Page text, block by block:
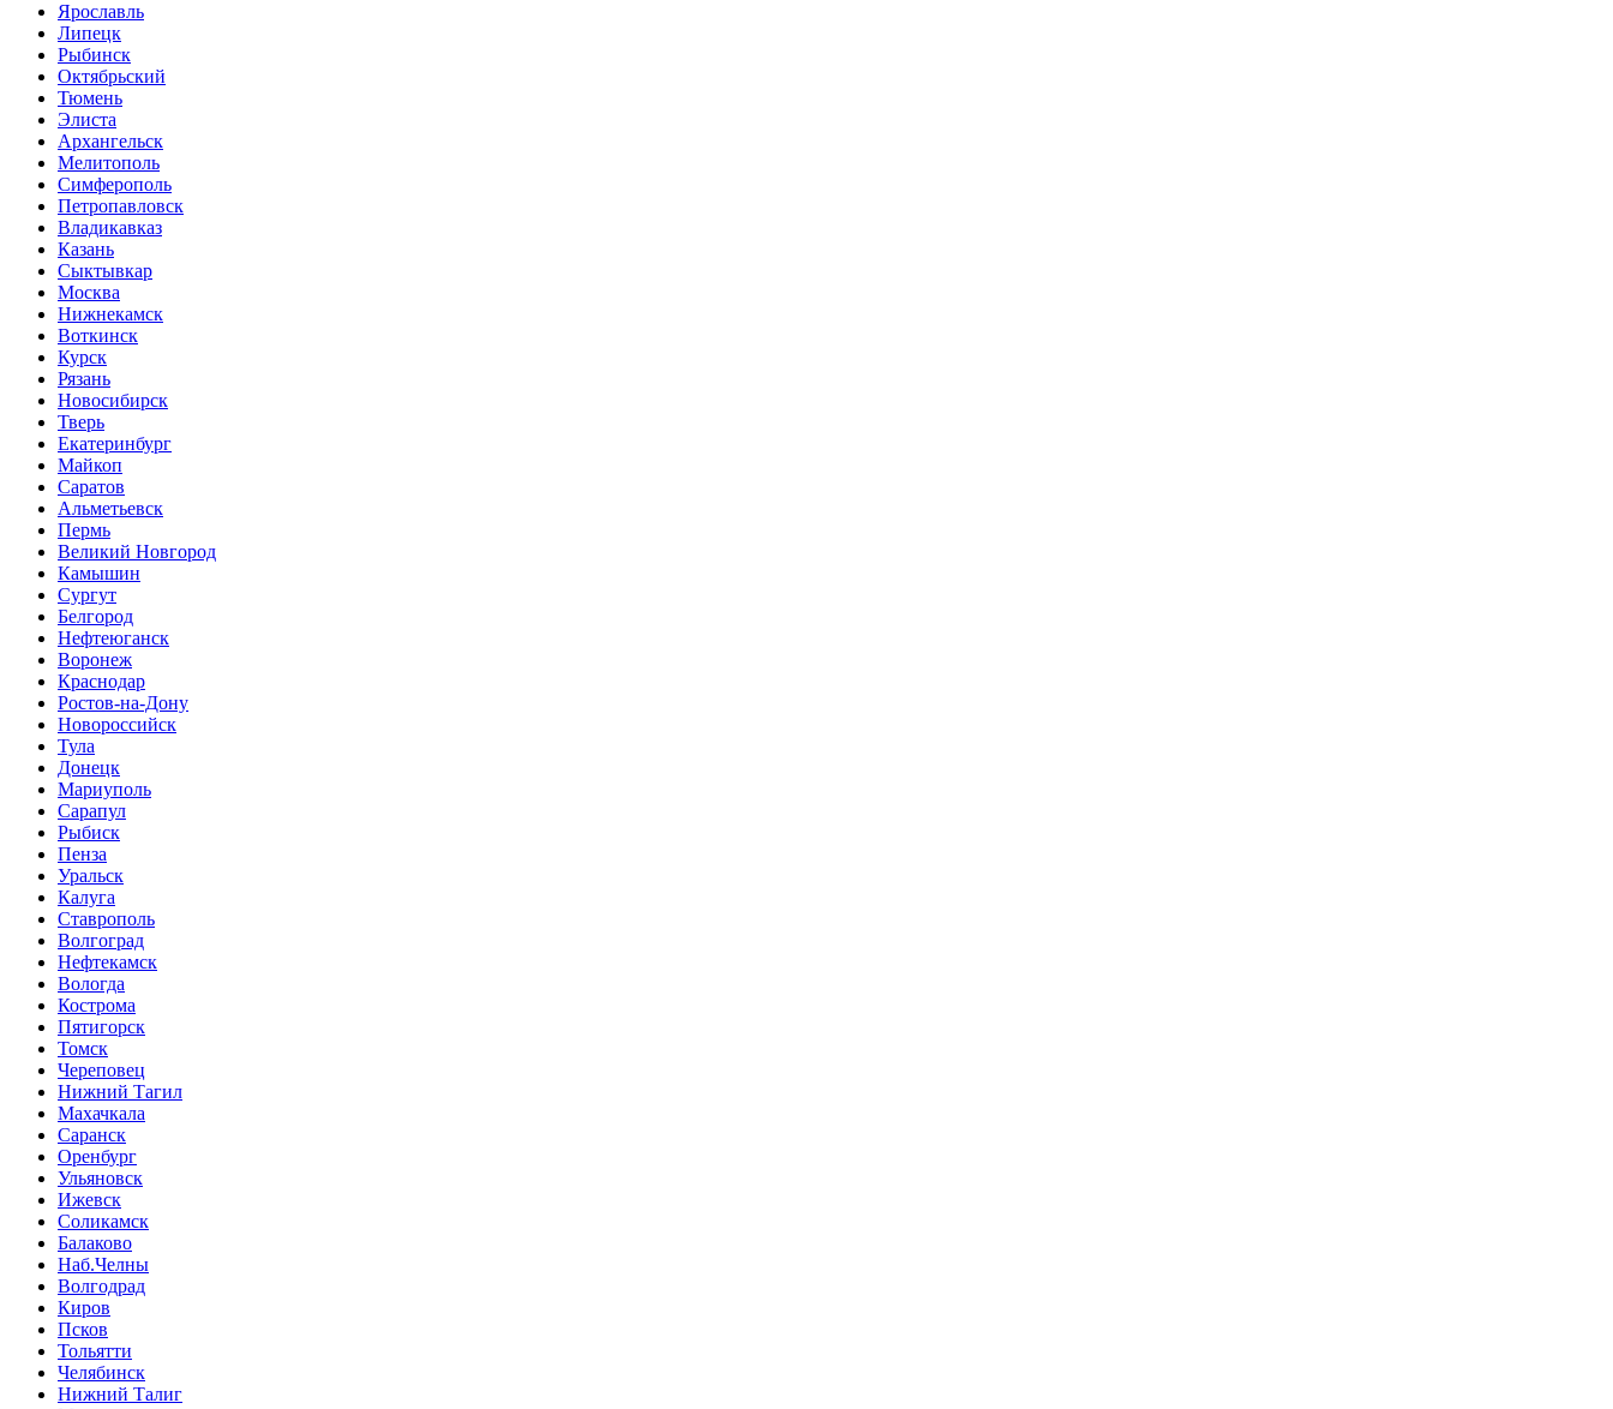
Ярославль
Липецк
Рыбинск
Октябрьский
Тюмень
Элиста
Архангельск
Мелитополь
Симферополь
Петропавловск
Владикавказ
Казань
Сыктывкар
Москва
Нижнекамск
Воткинск
Курск
Рязань
Новосибирск
Тверь
Екатеринбург
Майкоп
Саратов
Альметьевск
Пермь
Великий Новгород
Камышин
Сургут
Белгород
Нефтеюганск
Воронеж
Краснодар
Ростов-на-Дону
Новороссийск
Тула
Донецк
Мариуполь
Сарапул
Рыбиск
Пенза
Уральск
Калуга
Ставрополь
Волгоград
Нефтекамск
Вологда
Кострома
Пятигорск
Томск
Череповец
Нижний Тагил
Махачкала
Саранск
Оренбург
Ульяновск
Ижевск
Соликамск
Балаково
Наб.Челны
Волгодрад
Киров
Псков
Тольятти
Челябинск
Нижний Талиг